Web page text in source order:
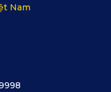
trọng.
uy tín
form, lắp đặt đúng
hãng.
Nam